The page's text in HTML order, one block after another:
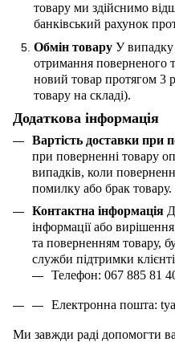
товару ми здійснимо
банківський рахунок
Обмін товару У випадку
отримання поверненого
новий товар протягом 3
товару на складі).
Додаткова інформація
Вартість доставки при
при поверненні товару
випадків, коли
помилку або брак товару.
Контактна інформація
інформації або
та поверненням товару,
служби підтримки
Телефон: 067 885 81
Електронна пошта:
Ми завжди раді допомогти